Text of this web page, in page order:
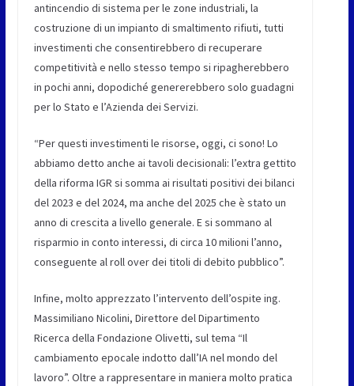
antincendio di sistema per le zone industriali, la
costruzione di un impianto di smaltimento rifiuti, tutti
investimenti che consentirebbero di recuperare
competitività e nello stesso tempo si ripagherebbero
in pochi anni, dopodiché genererebbero solo guadagni
per lo Stato e l’Azienda dei Servizi.
“Per questi investimenti le risorse, oggi, ci sono! Lo
abbiamo detto anche ai tavoli decisionali: l’extra gettito
della riforma IGR si somma ai risultati positivi dei bilanci
del 2023 e del 2024, ma anche del 2025 che è stato un
anno di crescita a livello generale. E si sommano al
risparmio in conto interessi, di circa 10 milioni l’anno,
conseguente al roll over dei titoli di debito pubblico”.
Infine, molto apprezzato l’intervento dell’ospite ing.
Massimiliano Nicolini, Direttore del Dipartimento
Ricerca della Fondazione Olivetti, sul tema “Il
cambiamento epocale indotto dall’IA nel mondo del
lavoro”. Oltre a rappresentare in maniera molto pratica